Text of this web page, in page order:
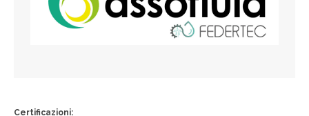
Certificazioni: